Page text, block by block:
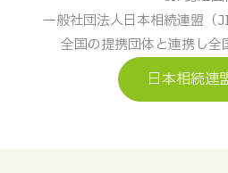
一般社団法人日本相続連盟（
全国の提携団体と連携し全
日本相続連